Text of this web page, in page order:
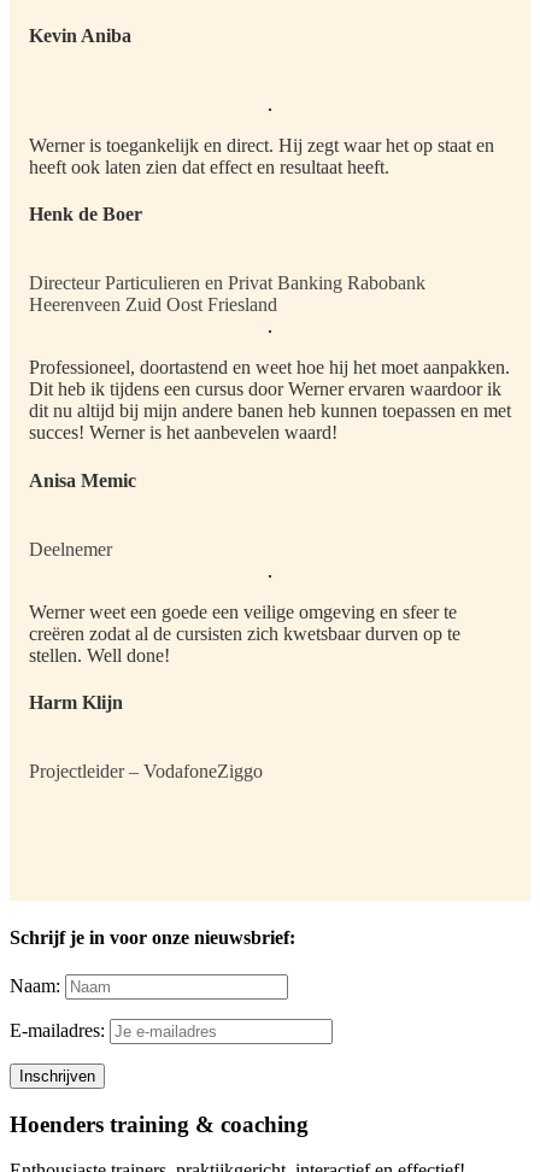
Kevin Aniba
Werner is toegankelijk en direct. Hij zegt waar het op staat en
heeft ook laten zien dat effect en resultaat heeft.
Henk de Boer
Directeur Particulieren en Privat Banking Rabobank
Heerenveen Zuid Oost Friesland
Professioneel, doortastend en weet hoe hij het moet aanpakken.
Dit heb ik tijdens een cursus door Werner ervaren waardoor ik
dit nu altijd bij mijn andere banen heb kunnen toepassen en met
succes! Werner is het aanbevelen waard!
Anisa Memic
Deelnemer
Werner weet een goede een veilige omgeving en sfeer te
creëren zodat al de cursisten zich kwetsbaar durven op te
stellen. Well done!
Harm Klijn
Projectleider – VodafoneZiggo
Schrijf je in voor onze nieuwsbrief:
Naam:
E-mailadres:
Footer
Hoenders training & coaching